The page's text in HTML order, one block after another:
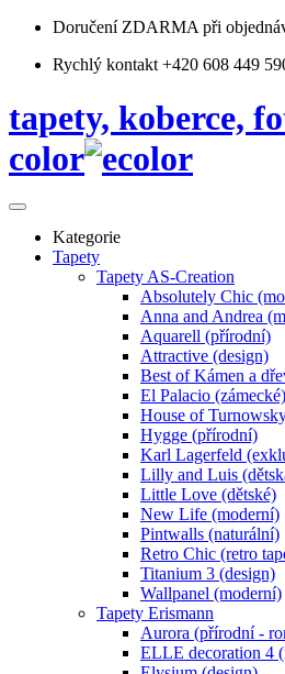
Doručení ZDARMA při
Rychlý kontakt +420 608 449
tapety, koberce,
color
Kategorie
Tapety
Tapety AS-Creation
Absolutely Chic
Anna and Andrea
Aquarell (přírodní)
Attractive (design)
Best of Kámen a
El Palacio (zámecké)
House of
Hygge (přírodní)
Karl Lagerfeld
Lilly and Luis
Little Love (dětské)
New Life (moderní)
Pintwalls (naturální)
Retro Chic (retro
Titanium 3 (design)
Wallpanel (moderní)
Tapety Erismann
Aurora (přírodní -
ELLE decoration 4